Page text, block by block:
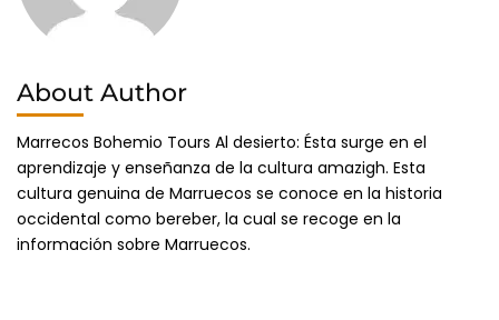
About Author
Marrecos Bohemio Tours Al desierto: Ésta surge en el
aprendizaje y enseñanza de la cultura amazigh. Esta
cultura genuina de Marruecos se conoce en la historia
occidental como bereber, la cual se recoge en la
información sobre Marruecos.